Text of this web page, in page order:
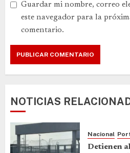
Guardar mi nombre, correo
este navegador para la
comentario.
NOTICIAS
Nacional
Detienen